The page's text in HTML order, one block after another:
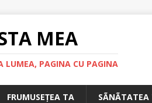
MEA
LUMEA, PAGINA CU PAGINA
FRUMUSEȚEA TA SÃNÃTATEA